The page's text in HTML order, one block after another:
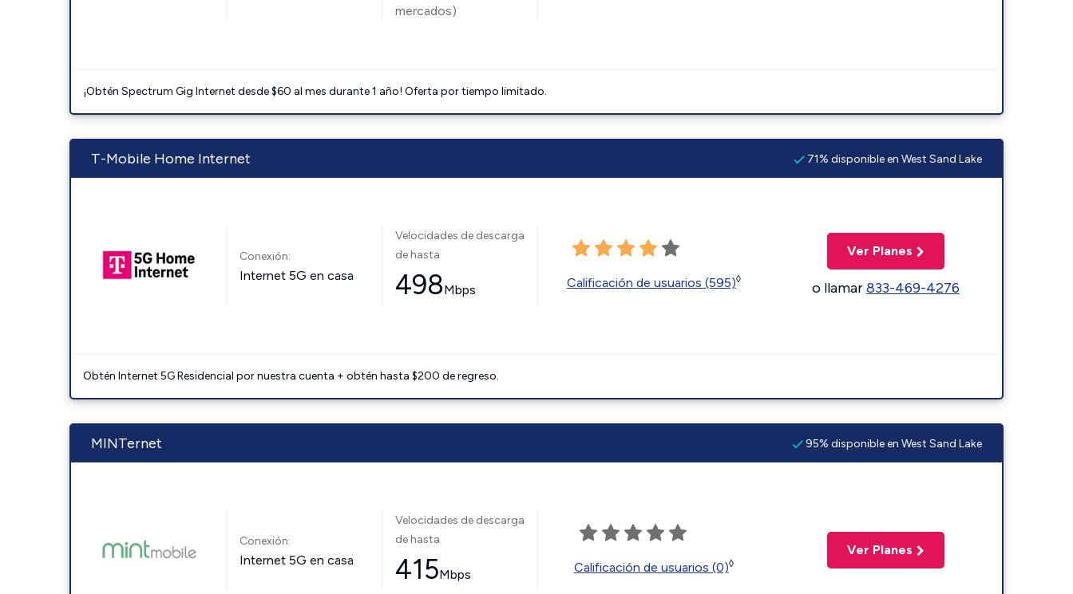
mercados)
¡Obtén Spectrum Gig Internet desde $60 al mes durante 1 año! Oferta por tiempo limitado.
T-Mobile Home Internet 71% disponible en West Sand Lake
Conexión:
Internet 5G en casa
Velocidades de descarga
de hasta
498Mbps Calificación de usuarios (595)◊
Ver Planes
o llamar833-469-4276
Obtén Internet 5G Residencial por nuestra cuenta + obtén hasta $200 de regreso.
MINTernet 95% disponible en West Sand Lake
Conexión:
Internet 5G en casa
Velocidades de descarga
de hasta
415Mbps Calificación de usuarios (0)◊
Ver Planes